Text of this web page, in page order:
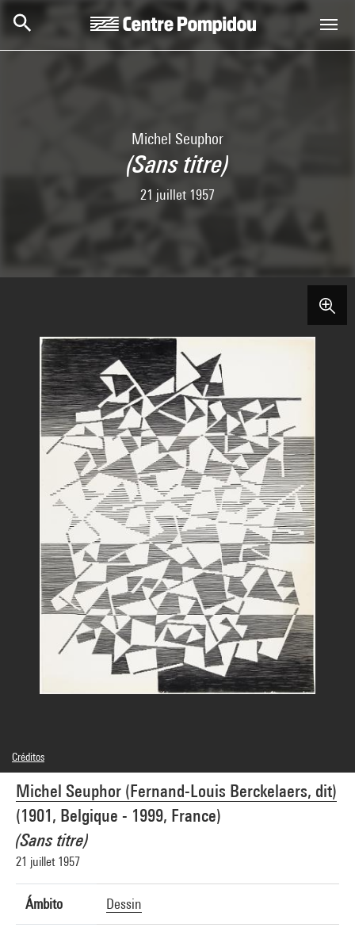
Michel Seuphor
(Sans titre)
21 juillet 1957
Michel Seuphor (Fernand-Louis Berckelaers, dit)
(1901, Belgique - 1999, France)
(Sans titre)
21 juillet 1957
Ámbito Dessin
Créditos
© Adagp, Paris
Créditos fotográficos : Centre Pompidou, MNAM-CCI/Cecilia Laulanne/Dist.
GrandPalaisRmn
Referencia de la imagen : 4Y01016
Difusión de la imagen :